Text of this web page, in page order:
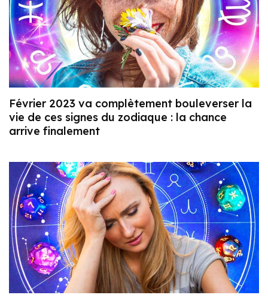
Février 2023 va complètement bouleverser la
vie de ces signes du zodiaque : la chance
arrive finalement